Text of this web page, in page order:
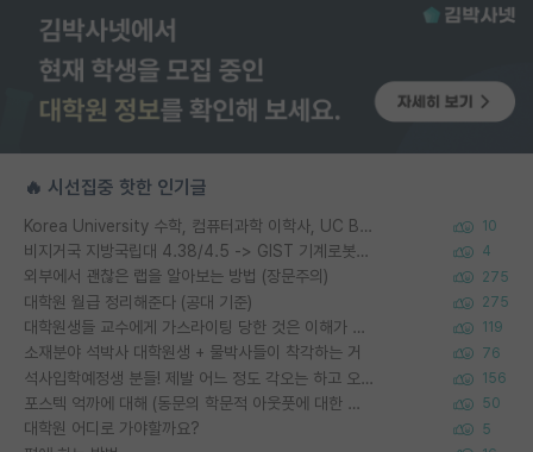
🔥 시선집중 핫한 인기글
Korea University 수학, 컴퓨터과학 이학사, UC Berkeley 산업공학 대학원 공학박사가 되는 것은 쉽지 않겠죠? 10
비지거국 지방국립대 4.38/4.5 -> GIST 기계로봇공학과 석사 4
외부에서 괜찮은 랩을 알아보는 방법 (장문주의) 275
대학원 월급 정리해준다 (공대 기준) 275
대학원생들 교수에게 가스라이팅 당한 것은 이해가 갑니다. 안타깝네요. 119
소재분야 석박사 대학원생 + 물박사들이 착각하는 거 76
석사입학예정생 분들! 제발 어느 정도 각오는 하고 오세요. 156
포스텍 억까에 대해 (동문의 학문적 아웃풋에 대한 반박) 50
대학원 어디로 가야할까요? 5